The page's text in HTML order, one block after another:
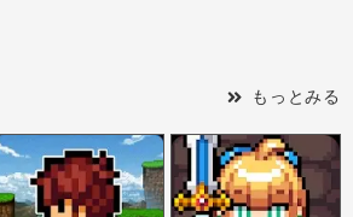
もっとみる